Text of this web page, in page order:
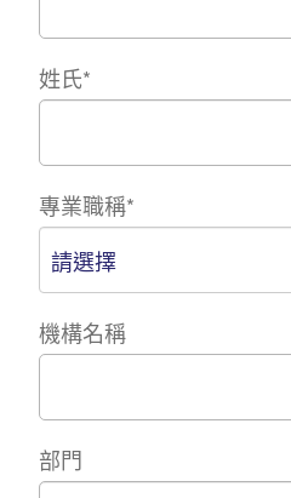
姓氏*
專業職稱*
機構名稱
部門